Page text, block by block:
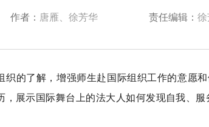
作者： 唐雁、徐芳华 责任编辑： 徐
织的了解，增强师生赴国际组织工作的意愿
，展示国际舞台上的法大人如何发现自我、